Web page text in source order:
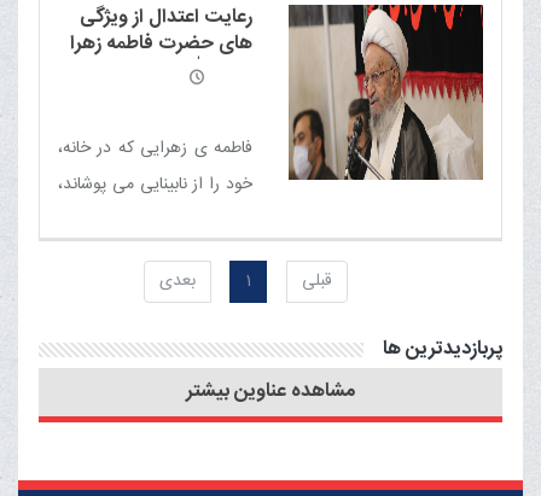
اند
رعایت اعتدال از ویژگی
های حضرت فاطمه زهرا
سلام الله علیها
فاطمه ی زهرایی که در خانه،
خود را از نابینایی می پوشاند،
برای حمایت از ولایت، خطبه
ی غرایی ایراد فرمود
قبلی 1 بعدی
پربازدیدترین ها
مشاهده عناوین بیشتر